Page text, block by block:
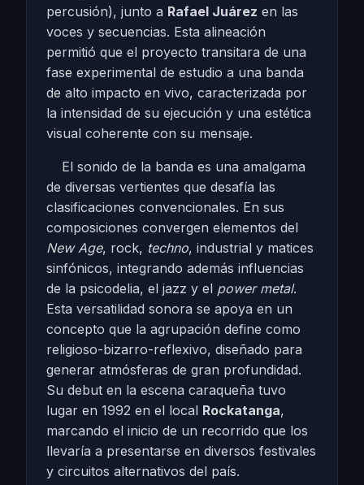
percusión), junto a Rafael Juárez en las
voces y secuencias. Esta alineación
permitió que el proyecto transitara de una
fase experimental de estudio a una banda
de alto impacto en vivo, caracterizada por
la intensidad de su ejecución y una estética
visual coherente con su mensaje.
El sonido de la banda es una amalgama
de diversas vertientes que desafía las
clasificaciones convencionales. En sus
composiciones convergen elementos del
New Age, rock, techno, industrial y matices
sinfónicos, integrando además influencias
de la psicodelia, el jazz y el power metal.
Esta versatilidad sonora se apoya en un
concepto que la agrupación define como
religioso-bizarro-reflexivo, diseñado para
generar atmósferas de gran profundidad.
Su debut en la escena caraqueña tuvo
lugar en 1992 en el local Rockatanga,
marcando el inicio de un recorrido que los
llevaría a presentarse en diversos festivales
y circuitos alternativos del país.